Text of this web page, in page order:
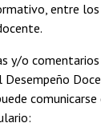
entre
y/o